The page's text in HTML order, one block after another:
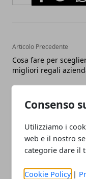
Consenso
Utilizziamo i
web e il nostro
categorie dare il
Cookie Policy |
Articolo Precedente
Cosa fare per
migliori regali